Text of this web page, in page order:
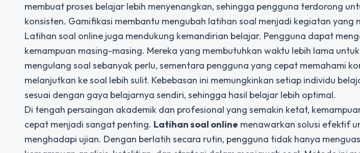
membuat proses belajar lebih menyenangkan, sehingga pengguna terdorong
konsisten. Gamifikasi membantu mengubah latihan soal menjadi kegiatan yang
Latihan soal online juga mendukung kemandirian belajar. Pengguna dapat
kemampuan masing-masing. Mereka yang membutuhkan waktu lebih lama
mengulang soal sebanyak perlu, sementara pengguna yang cepat memahami
melanjutkan ke soal lebih sulit. Kebebasan ini memungkinkan setiap individu
sesuai dengan gaya belajarnya sendiri, sehingga hasil belajar lebih optimal.
Di tengah persaingan akademik dan profesional yang semakin ketat,
cepat menjadi sangat penting. Latihan soal online menawarkan solusi efektif
menghadapi ujian. Dengan berlatih secara rutin, pengguna tidak hanya